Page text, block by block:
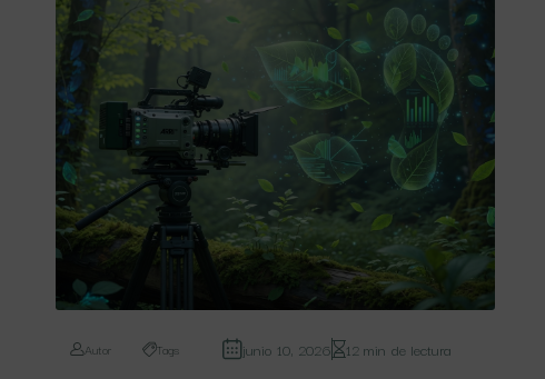
Autor Tags junio 10, 2026 12 min de lectura